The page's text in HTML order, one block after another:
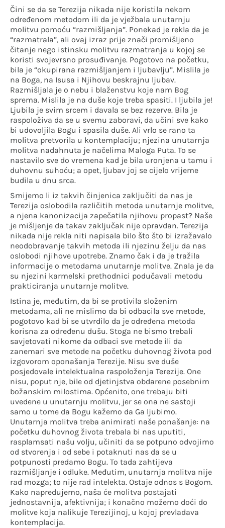
Čini se da se Terezija nikada nije koristila nekom
određenom metodom ili da je vježbala unutarnju
molitvu pomoću “razmišljanja”. Ponekad je rekla da je
“razmatrala”, ali ovaj izraz prije znači promišljeno
čitanje nego istinsku molitvu razmatranja u kojoj se
koristi svojevrsno prosuđivanje. Pogotovo na početku,
bila je “okupirana razmišljanjem i ljubavlju”. Mislila je
na Boga, na Isusa i Njihovu beskrajnu ljubav.
Razmišljala je o nebu i blaženstvu koje nam Bog
sprema. Mislila je na duše koje treba spasiti. I ljubila je!
Ljubila je svim srcem i davala se bez rezerve. Bila je
raspoloživa da se u svemu zaboravi, da učini sve kako
bi udovoljila Bogu i spasila duše. Ali vrlo se rano ta
molitva pretvorila u kontemplaciju; njezina unutarnja
molitva nadahnuta je načelima Maloga Puta. To se
nastavilo sve do vremena kad je bila uronjena u tamu i
duhovnu suhoću; a opet, ljubav joj se cijelo vrijeme
budila u dnu srca.
Smijemo li iz takvih činjenica zaključiti da nas je
Terezija oslobodila različitih metoda unutarnje molitve,
a njena kanonizacija zapečatila njihovu propast? Naše
je mišljenje da takav zaključak nije opravdan. Terezija
nikada nije rekla niti napisala bilo što što bi izražavalo
neodobravanje takvih metoda ili njezinu želju da nas
oslobodi njihove upotrebe. Znamo čak i da je tražila
informacije o metodama unutarnje molitve. Znala je da
su njezini karmelski prethodnici podučavali metodu
prakticiranja unutarnje molitve.
Istina je, međutim, da bi se protivila složenim
metodama, ali ne mislimo da bi odbacila sve metode,
pogotovo kad bi se utvrdilo da je određena metoda
korisna za određenu dušu. Stoga ne bismo trebali
savjetovati nikome da odbaci sve metode ili da
zanemari sve metode na početku duhovnog života pod
izgovorom oponašanja Terezije. Nisu sve duše
posjedovale intelektualna raspoloženja Terezije. One
nisu, poput nje, bile od djetinjstva obdarene posebnim
božanskim milostima. Općenito, one trebaju biti
uvedene u unutarnju molitvu, jer se ona ne sastoji
samo u tome da Bogu kažemo da Ga ljubimo.
Unutarnja molitva treba animirati naše ponašanje: na
početku duhovnog života trebala bi nas uputiti,
rasplamsati našu volju, učiniti da se potpuno odvojimo
od stvorenja i od sebe i potaknuti nas da se u
potpunosti predamo Bogu. To tada zahtijeva
razmišljanje i odluke. Međutim, unutarnja molitva nije
rad mozga; to nije rad intelekta. Ostaje odnos s Bogom.
Kako napredujemo, naša će molitva postajati
jednostavnija, afektivnija; i konačno možemo doći do
molitve koja nalikuje Terezijinoj, u kojoj prevladava
kontemplacija.